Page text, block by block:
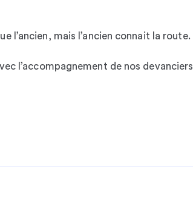
l’ancien, mais l’ancien connait la route.
l’accompagnement de nos devanciers